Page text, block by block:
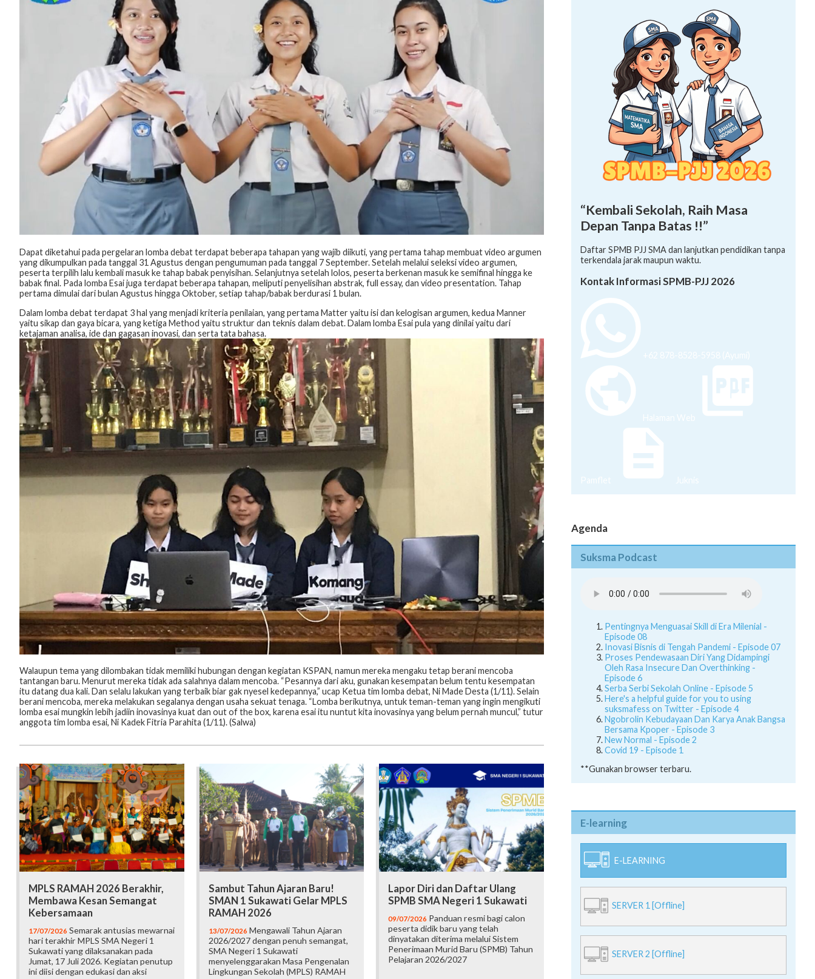
Dapat diketahui pada pergelaran lomba debat terdapat beberapa tahapan yang wajib diikuti, yang pertama tahap membuat video argumen
yang dikumpulkan pada tanggal 31 Agustus dengan pengumuman pada tanggal 7 September. Setelah melalui seleksi video argumen,
peserta terpilih lalu kembali masuk ke tahap babak penyisihan. Selanjutnya setelah lolos, peserta berkenan masuk ke semifinal hingga ke
babak final. Pada lomba Esai juga terdapat beberapa tahapan, meliputi penyelisihan abstrak, full essay, dan video presentation. Tahap
pertama dimulai dari bulan Agustus hingga Oktober, setiap tahap/babak berdurasi 1 bulan.
Dalam lomba debat terdapat 3 hal yang menjadi kriteria penilaian, yang pertama Matter yaitu isi dan kelogisan argumen, kedua Manner
yaitu sikap dan gaya bicara, yang ketiga Method yaitu struktur dan teknis dalam debat. Dalam lomba Esai pula yang dinilai yaitu dari
ketajaman analisa, ide dan gagasan inovasi, dan serta tata bahasa.
Walaupun tema yang dilombakan tidak memiliki hubungan dengan kegiatan KSPAN, namun mereka mengaku tetap berani mencoba
tantangan baru. Menurut mereka tidak ada salahnya dalam mencoba. “Pesannya dari aku, gunakan kesempatan belum tentu kesempatan
itu datang dua kali. Dan selalu lakukan yang terbaik biar gak nyesel kedepannya,” ucap Ketua tim lomba debat, Ni Made Desta (1/11). Selain
berani mencoba, mereka melakukan segalanya dengan usaha sekuat tenaga. “Lomba berikutnya, untuk teman-teman yang ingin mengikuti
lomba esai mungkin lebih jadiin inovasinya kuat dan out of the box, karena esai itu nuntut kita inovasinya yang belum pernah muncul,” tutur
anggota tim lomba esai, Ni Kadek Fitria Parahita (1/11). (Salwa)
MPLS RAMAH 2026 Berakhir,
Membawa Kesan Semangat
Kebersamaan
17/07/2026 Semarak antusias mewarnai
hari terakhir MPLS SMA Negeri 1
Sukawati yang dilaksanakan pada
Jumat, 17 Juli 2026. Kegiatan penutup
ini diisi dengan edukasi dan aksi
Sambut Tahun Ajaran Baru!
SMAN 1 Sukawati Gelar MPLS
RAMAH 2026
13/07/2026 Mengawali Tahun Ajaran
2026/2027 dengan penuh semangat,
SMA Negeri 1 Sukawati
menyelenggarakan Masa Pengenalan
Lingkungan Sekolah (MPLS) RAMAH
Lapor Diri dan Daftar Ulang
SPMB SMA Negeri 1 Sukawati
09/07/2026 Panduan resmi bagi calon
peserta didik baru yang telah
dinyatakan diterima melalui Sistem
Penerimaan Murid Baru (SPMB) Tahun
Pelajaran 2026/2027
“Kembali Sekolah, Raih Masa
Depan Tanpa Batas !!”
Daftar SPMB PJJ SMA dan lanjutkan pendidikan tanpa
terkendala jarak maupun waktu.
Kontak Informasi SPMB-PJJ 2026
+62 878-8528-5958 (Ayumi)
Halaman Web
Pamflet Juknis
Agenda
Suksma Podcast
Pentingnya Menguasai Skill di Era Milenial -
Episode 08
Inovasi Bisnis di Tengah Pandemi - Episode 07
Proses Pendewasaan Diri Yang Didampingi
Oleh Rasa Insecure Dan Overthinking -
Episode 6
Serba Serbi Sekolah Online - Episode 5
Here's a helpful guide for you to using
suksmafess on Twitter - Episode 4
Ngobrolin Kebudayaan Dan Karya Anak Bangsa
Bersama Kpoper - Episode 3
New Normal - Episode 2
Covid 19 - Episode 1
**Gunakan browser terbaru.
E-learning
E-LEARNING
SERVER 1 [Offline]
SERVER 2 [Offline]